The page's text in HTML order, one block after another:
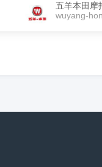
五羊本田摩
wuyang-